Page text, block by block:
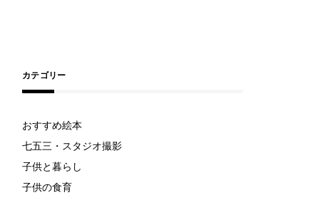
カテゴリー
おすすめ絵本
七五三・スタジオ撮影
子供と暮らし
子供の食育